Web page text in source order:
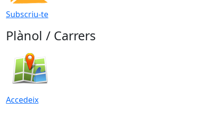
Subscriu-te
Plànol / Carrers
Accedeix